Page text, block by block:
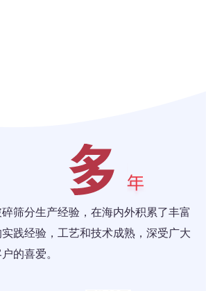
碎筛分生产经验，在海内外积累了丰富
实践经验，工艺和技术成熟，深受广大
的喜爱。